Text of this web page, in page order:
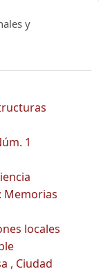
y
1
Memorias
locales
, Ciudad